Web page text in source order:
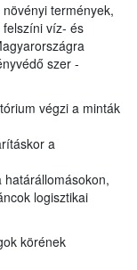
termények,
víz- és
szer -
végzi a minták
a
határállomásokon,
logisztikai
körének